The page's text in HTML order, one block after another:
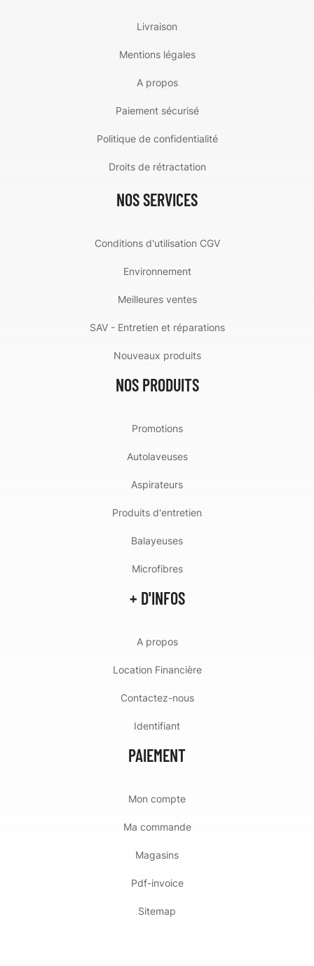
Livraison
Mentions légales
A propos
Paiement sécurisé
Politique de confidentialité
Droits de rétractation
NOS SERVICES
Conditions d'utilisation CGV
Environnement
Meilleures ventes
SAV - Entretien et réparations
Nouveaux produits
NOS PRODUITS
Promotions
Autolaveuses
Aspirateurs
Produits d'entretien
Balayeuses
Microfibres
+ D'INFOS
A propos
Location Financière
Contactez-nous
Identifiant
PAIEMENT
Mon compte
Ma commande
Magasins
Pdf-invoice
Sitemap